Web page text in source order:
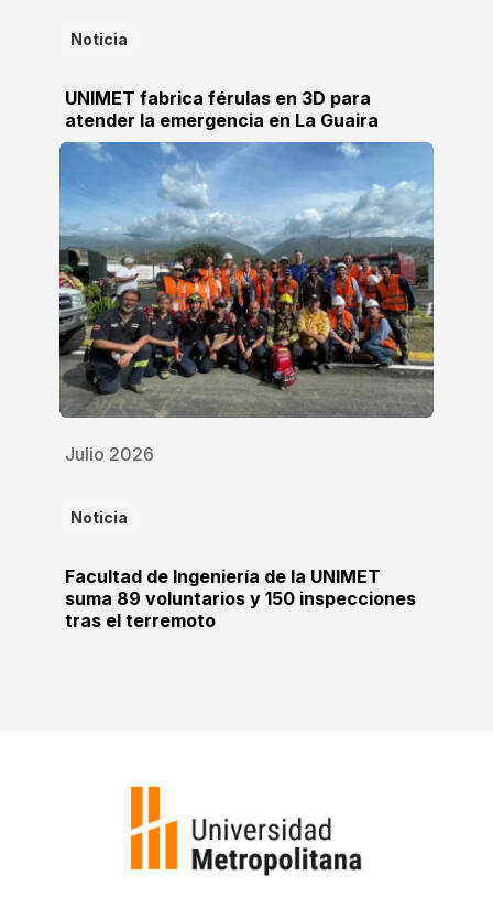
Noticia
UNIMET fabrica férulas en 3D para
atender la emergencia en La Guaira
Julio 2026
Noticia
Facultad de Ingeniería de la UNIMET
suma 89 voluntarios y 150 inspecciones
tras el terremoto